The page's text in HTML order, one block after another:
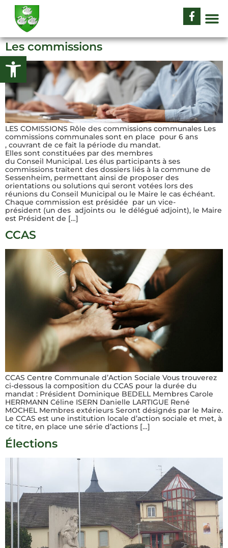
Ouvrir la barre d’outils
Les commissions
LES COMISSIONS Rôle des commissions communales Les
commissions communales sont en place pour 6 ans
, couvrant de ce fait la période du mandat.
Elles sont constituées par des membres
du Conseil Municipal. Les élus participants à ses
commissions traitent des dossiers liés à la commune de
Sessenheim, permettant ainsi de proposer des
orientations ou solutions qui seront votées lors des
réunions du Conseil Municipal ou le Maire le cas échéant.
Chaque commission est présidée par un vice-
président (un des adjoints ou le délégué adjoint), le Maire
est Président de […]
CCAS
CCAS Centre Communale d’Action Sociale Vous trouverez
ci-dessous la composition du CCAS pour la durée du
mandat : Président Dominique BEDELL Membres Carole
HERRMANN Céline ISERN Danielle LARTIGUE René
MOCHEL Membres extérieurs Seront désignés par le Maire.
Le CCAS est une institution locale d’action sociale et met, à
ce titre, en place une série d’actions […]
Élections